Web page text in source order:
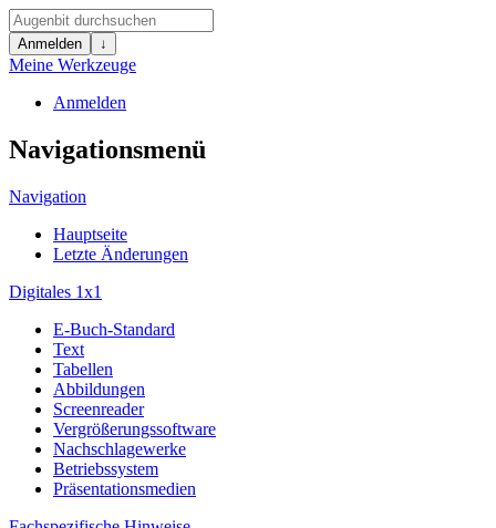
Anmelden ↓
Meine Werkzeuge
Anmelden
Navigationsmenü
Navigation
Hauptseite
Letzte Änderungen
Digitales 1x1
E-Buch-Standard
Text
Tabellen
Abbildungen
Screenreader
Vergrößerungssoftware
Nachschlagewerke
Betriebssystem
Präsentationsmedien